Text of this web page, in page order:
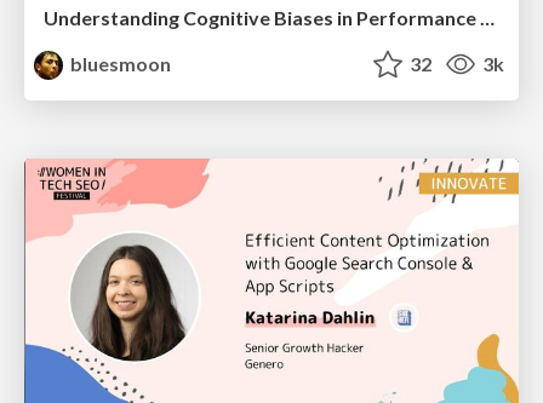
bluesmoon
32 3k